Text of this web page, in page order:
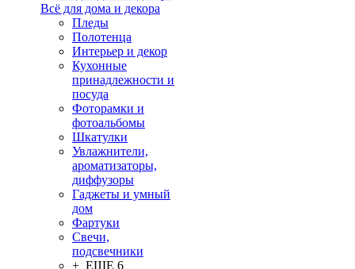
Всё для дома и декора
Пледы
Полотенца
Интерьер и декор
Кухонные
принадлежности и
посуда
Фоторамки и
фотоальбомы
Шкатулки
Увлажнители,
ароматизаторы,
диффузоры
Гаджеты и умный
дом
Фартуки
Свечи,
подсвечники
+ ЕЩЕ 6